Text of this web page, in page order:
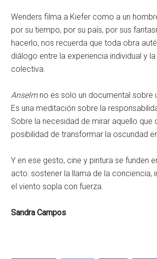
Wenders filma a Kiefer como a un
por su tiempo, por su país, por sus
hacerlo, nos recuerda que toda obra
diálogo entre la experiencia individual y
colectiva.
Anselmno es solo un documental sobre
Es una meditación sobre la
Sobre la necesidad de mirar aquello que
posibilidad de transformar la oscuridad
Y en ese gesto, cine y pintura se funden
acto: sostener la llama de la conciencia,
el viento sopla con fuerza.
Sandra Campos